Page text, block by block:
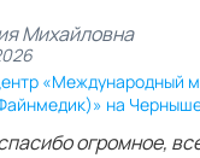
Михайловна
«Международный
на
огромное,